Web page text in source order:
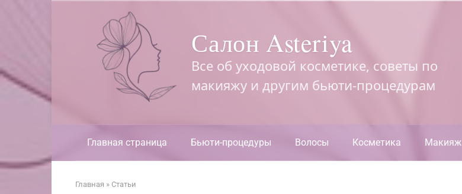
Салон Asteriya
Все об уходовой косметике, советы по
макияжу и другим бьюти-процедурам
Главная страница Бьюти-процедуры Волосы Косметика Макияж
Главная » Статьи